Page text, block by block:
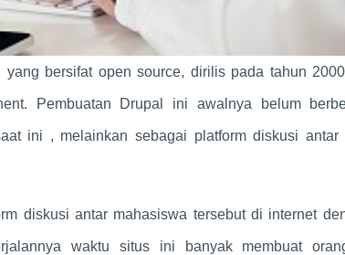
bersifat open source, dirilis pada tahun
Pembuatan Drupal ini awalnya belum
ini , melainkan sebagai platform diskusi antar
diskusi antar mahasiswa tersebut di internet
waktu situs ini banyak membuat